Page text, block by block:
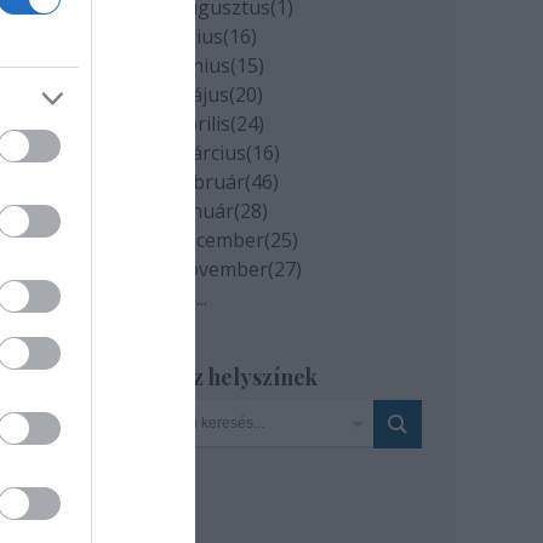
2020 augusztus(1)
2020 július(16)
2020 június(15)
2020 május(20)
2020 április(24)
2020 március(16)
2020 február(46)
2020 január(28)
2019 december(25)
2019 november(27)
...
Szinház helyszínek